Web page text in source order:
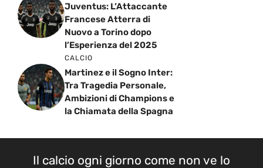
Juventus: L’Attaccante
Francese Atterra di
Nuovo a Torino dopo
l’Esperienza del 2025
CALCIO
Martinez e il Sogno Inter:
Tra Tragedia Personale,
Ambizioni di Champions e
la Chiamata della Spagna
Il calcio ogni giorno come non ve lo